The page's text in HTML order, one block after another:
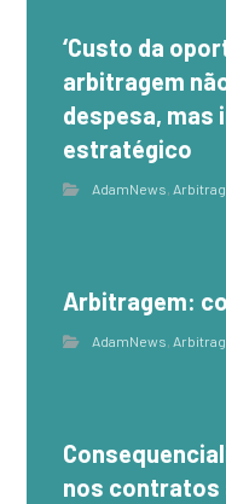
‘Custo da
arbitragem
despesa, mas
estratégico
AdamNews,
Arbitragem:
AdamNews,
nos